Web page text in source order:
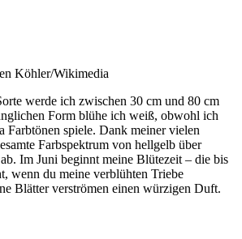
Köhler/Wikimedia
werde ich zwischen 30 cm und 80 cm
Form blühe ich weiß, obwohl ich
Farbtönen spiele. Dank meiner vielen
Farbspektrum von hellgelb über
Im Juni beginnt meine Blütezeit – die bis
wenn du meine verblühten Triebe
Blätter verströmen einen würzigen Duft.